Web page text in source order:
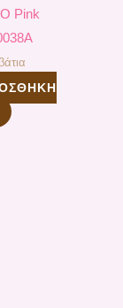
Pink